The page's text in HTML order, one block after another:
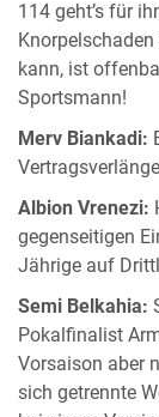
114 geht’s für
kann, ist
Sportsmann!
Merv Biankadi:
Albion Vrenezi:
gegenseitigen
Jährige auf
Semi Belkahia:
Pokalfinalist
Vorsaison aber
sich getrennte